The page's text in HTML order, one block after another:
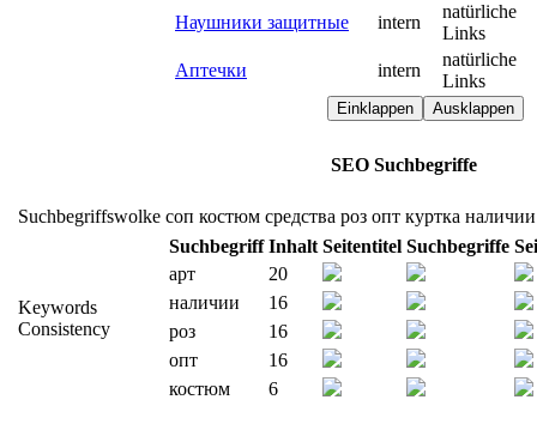
Наушники защитные
intern
natürliche
Links
Аптечки
intern
natürliche
Links
Ausklappen
Einklappen
SEO Suchbegriffe
Suchbegriffswolke соп костюм средства роз опт куртка наличии
Keywords
Consistency
Suchbegriff Inhalt Seitentitel Suchbegriffe
арт
20
наличии
16
роз
16
опт
16
костюм
6